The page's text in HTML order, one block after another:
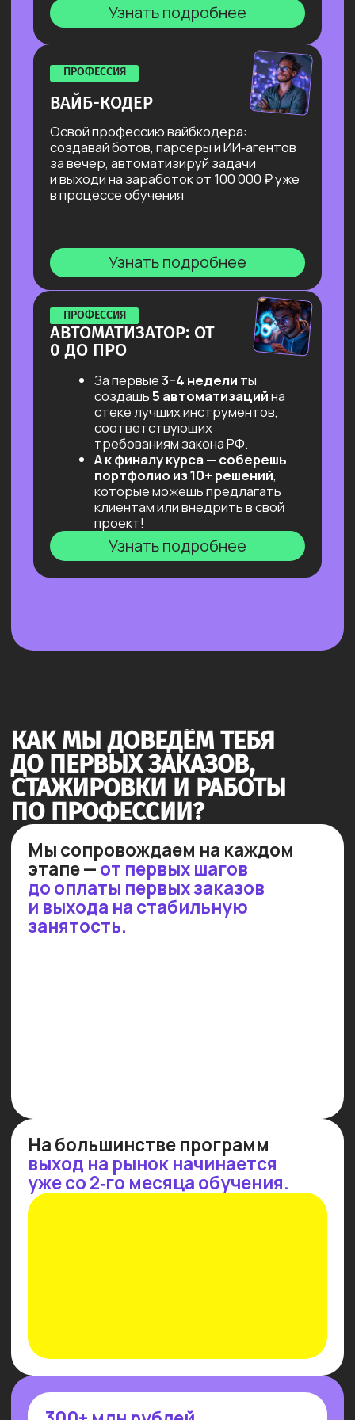
Собираешь портфолио
на реальных и учебных кейсах
и разбираешься в каналах поиска
заказов.
и стратегия поиска.
Берем учебные заказы
Выполняем учебные заказы
от университета, которые можно
выполнить без давления,
с пошаговой обратной связью.
и уверенность.
Работаем с куратором
практики
Подбираем подходящие первые
реальные заказы, усиливаем
отклики, тренируем навык
переговоров с заказчиком.
А еще — просто поддерживаем
и не даем слиться!)
Результат: первый заказ!
«Безопасная сделка»
Фиксируем объём работ и оплату,
решаем юридическую часть.
Результат: минимум рисков,
максимум фокуса на задаче.
Готовимся к интервью и тех.
на собеседовании и растущие
шансы на успех!
Стажируемся в реальных
проектах
Мы организуем стажировки для
чем 50 ведущих IT-компаниях.
30% стажировок заканчиваются
трудоустройством!
Результат: практика в реальных
проектах с последующим
на стратегическую сессию 1 на 1
с экспертом Университета и подбери
свое направление
Узнать подробнее